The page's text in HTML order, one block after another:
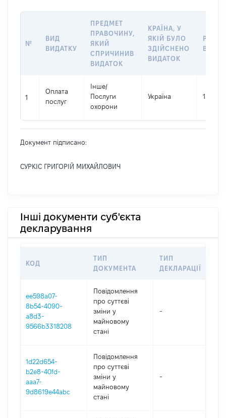
№
ВИД
ВИДАТКУ
ПРЕДМЕТ
ПРАВОЧИНУ,
ЯКИЙ
СПРИЧИНИВ
ВИДАТОК
КРАЇНА, У
ЯКІЙ БУЛО
ЗДІЙСНЕНО
ВИДАТОК
1
Оплата
послуг
Інше/
Послуги
охорони
Україна 137640
Документ підписано:
СУРКІС ГРИГОРІЙ МИХАЙЛОВИЧ
Інші документи суб'єкта
декларування
КОД
ТИП
ДОКУМЕНТА
ТИП
ДЕКЛАРАЦІЇ
ee598a07-
8b54-4090-
a8d3-
9566b3318208
Повідомлення
про суттєві
зміни y
майновому
стані
-
1d22d654-
b2e8-40fd-
aaa7-
9d8619e44abc
Повідомлення
про суттєві
зміни y
майновому
стані
-